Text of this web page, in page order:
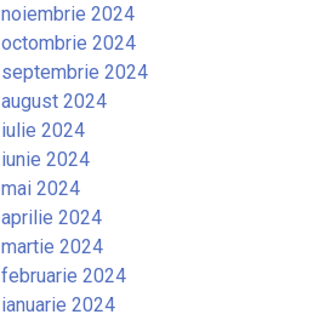
noiembrie 2024
octombrie 2024
septembrie 2024
august 2024
iulie 2024
iunie 2024
mai 2024
aprilie 2024
martie 2024
februarie 2024
ianuarie 2024